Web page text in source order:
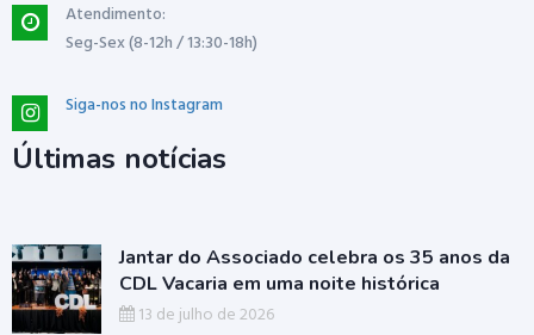
Atendimento:
Seg-Sex (8-12h / 13:30-18h)
Siga-nos no Instagram
Últimas notícias
Jantar do Associado celebra os 35 anos da
CDL Vacaria em uma noite histórica
13 de julho de 2026